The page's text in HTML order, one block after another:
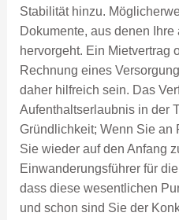
Stabilität hinzu.
Dokumente, aus denen
hervorgeht. Ein Mietvertrag
Rechnung eines
daher hilfreich sein. Das
Aufenthaltserlaubnis in der
Gründlichkeit; Wenn Sie an
Sie wieder auf den Anfang
Einwanderungsführer für
dass diese wesentlichen
und schon sind Sie der